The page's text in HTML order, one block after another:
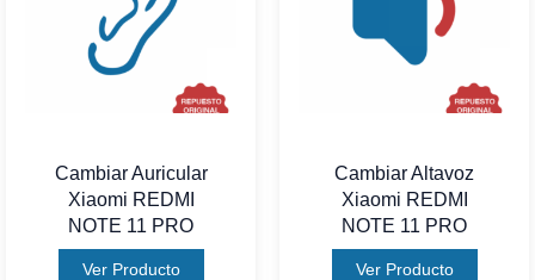
Cambiar Auricular
Xiaomi REDMI
NOTE 11 PRO
Ver Producto
Cambiar Altavoz
Xiaomi REDMI
NOTE 11 PRO
Ver Producto